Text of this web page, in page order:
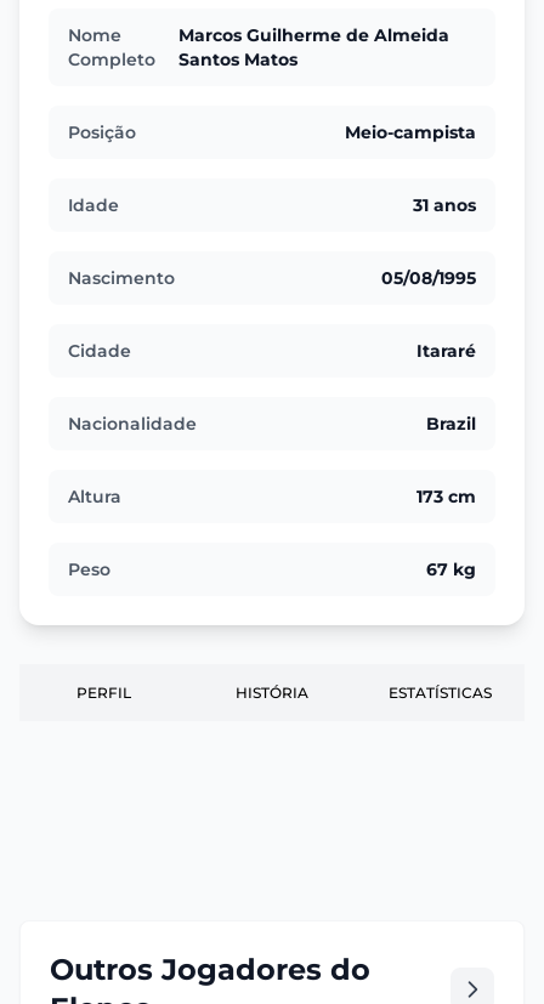
Nome
Completo
Marcos Guilherme de Almeida
Santos Matos
Posição Meio-campista
Idade 31 anos
Nascimento 05/08/1995
Cidade Itararé
Nacionalidade Brazil
Altura 173 cm
Peso 67 kg
PERFIL HISTÓRIA ESTATÍSTICAS
Outros Jogadores do